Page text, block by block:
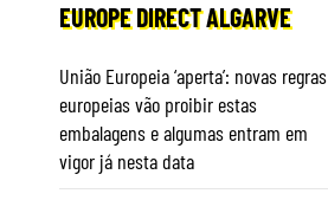
EUROPE DIRECT ALGARVE
União Europeia ‘aperta’: novas regras
europeias vão proibir estas
embalagens e algumas entram em
vigor já nesta data